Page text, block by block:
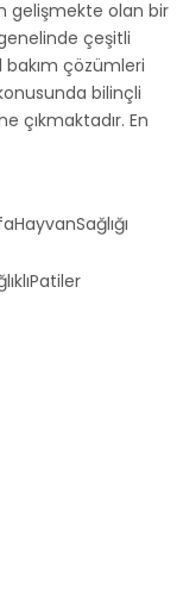
gelişmekte olan bir
çeşitli
çözümleri
bilinçli
çıkmaktadır. En